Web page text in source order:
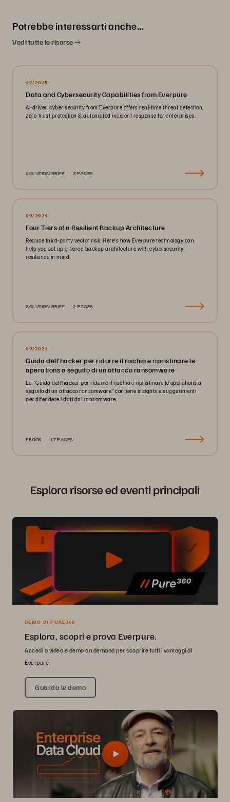
Potrebbe interessarti anche...
Vedi tutte le risorse
12/2025
Data and Cybersecurity Capabilities from Everpure
AI-driven cyber security from Everpure offers real-time threat detection,
zero-trust protection & automated incident response for enterprises.
SOLUTION BRIEF 3 PAGES
09/2024
Four Tiers of a Resilient Backup Architecture
Reduce third-party vector risk. Here’s how Everpure technology can
help you set up a tiered backup architecture with cybersecurity
resilience in mind.
SOLUTION BRIEF 2 PAGES
09/2021
Guida dell'hacker per ridurre il rischio e ripristinare le
operations a seguito di un attacco ransomware
La "Guida dell'hacker per ridurre il rischio e ripristinare le operations a
seguito di un attacco ransomware" contiene insights e suggerimenti
per difendere i dati dai ransomware.
EBOOK 17 PAGES
Esplora risorse ed eventi principali
DEMO DI PURE360
Esplora, scopri e prova Everpure.
Accedi a video e demo on demand per scoprire tutti i vantaggi di
Everpure.
Guarda le demo